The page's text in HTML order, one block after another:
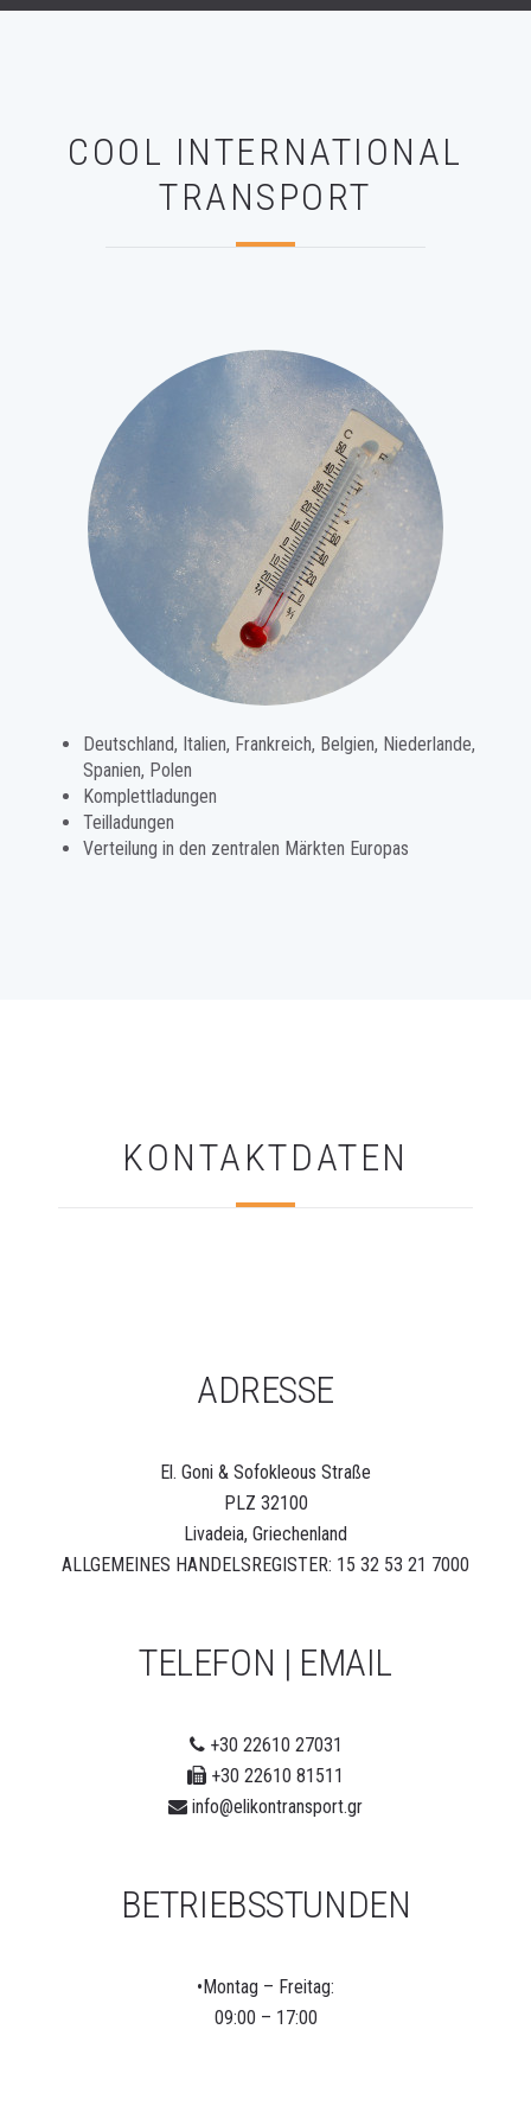
COOL INTERNATIONAL
TRANSPORT
Deutschland, Italien, Frankreich, Belgien, Niederlande,
Spanien, Polen
Komplettladungen
Teilladungen
Verteilung in den zentralen Märkten Europas
KONTAKTDATEN
ADRESSE
El. Goni & Sofokleous Straße
PLZ 32100
Livadeia, Griechenland
ALLGEMEINES HANDELSREGISTER: 15 32 53 21 7000
TELEFON | EMAIL
+30 22610 27031
+30 22610 81511
info@elikontransport.gr
BETRIEBSSTUNDEN
•Montag – Freitag:
09:00 – 17:00